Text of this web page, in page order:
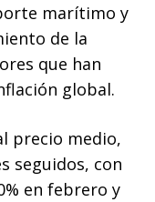
marítimo y
de la
que han
global.
precio medio,
seguidos, con
en febrero y